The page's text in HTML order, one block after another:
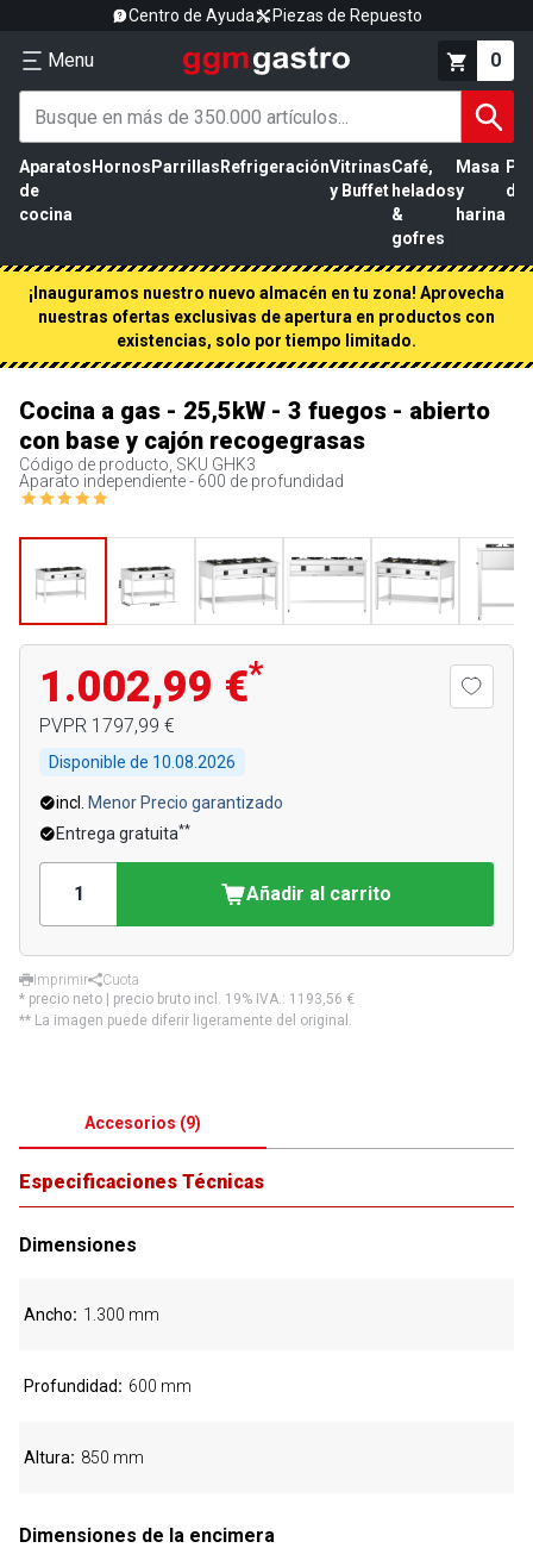
Centro de Ayuda Piezas de Repuesto
Menu 0
Aparatos
de
cocina
Hornos Parrillas RefrigeraciónVitrinas
y Buffet
Café,
helados
&
gofres
Masa
y
harina
de
¡Inauguramos nuestro nuevo almacén en tu zona! Aprovecha
nuestras ofertas exclusivas de apertura en productos con
existencias, solo por tiempo limitado.
Cocina a gas - 25,5kW - 3 fuegos - abierto
con base y cajón recogegrasas
Código de producto, SKU GHK3
Aparato independiente - 600 de profundidad
1.002,99 €*
PVPR 1797,99 €
Disponible de 10.08.2026
incl.
Menor Precio garantizado
Entrega gratuita**
Añadir al carrito
Imprimir
Cuota
* precio neto | precio bruto incl. 19% IVA.: 1193,56 €
** La imagen puede diferir ligeramente del original.
Accesorios (9)
Especificaciones Técnicas
Dimensiones
Ancho 1.300 mm
Profundidad 600 mm
Altura 850 mm
Dimensiones de la encimera